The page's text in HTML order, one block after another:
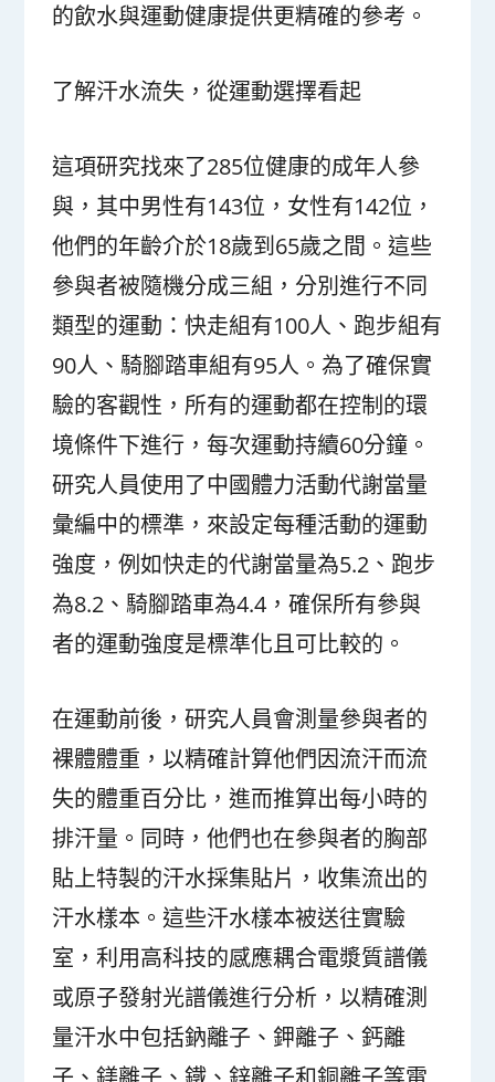
的飲水與運動健康提供更精確的參考。
了解汗水流失，從運動選擇看起
這項研究找來了285位健康的成年人參
與，其中男性有143位，女性有142位，
他們的年齡介於18歲到65歲之間。這些
參與者被隨機分成三組，分別進行不同
類型的運動：快走組有100人、跑步組有
90人、騎腳踏車組有95人。為了確保實
驗的客觀性，所有的運動都在控制的環
境條件下進行，每次運動持續60分鐘。
研究人員使用了中國體力活動代謝當量
彙編中的標準，來設定每種活動的運動
強度，例如快走的代謝當量為5.2、跑步
為8.2、騎腳踏車為4.4，確保所有參與
者的運動強度是標準化且可比較的。
在運動前後，研究人員會測量參與者的
裸體體重，以精確計算他們因流汗而流
失的體重百分比，進而推算出每小時的
排汗量。同時，他們也在參與者的胸部
貼上特製的汗水採集貼片，收集流出的
汗水樣本。這些汗水樣本被送往實驗
室，利用高科技的感應耦合電漿質譜儀
或原子發射光譜儀進行分析，以精確測
量汗水中包括鈉離子、鉀離子、鈣離